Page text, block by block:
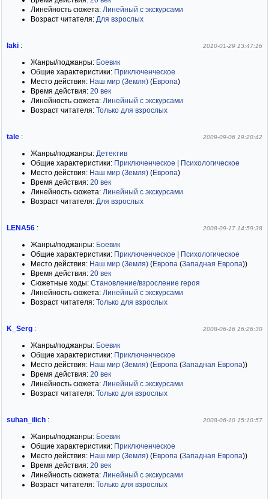
Линейность сюжета: Линейный с экскурсами
Возраст читателя: Для взрослых
laki : 2010-01-29 13:47:16
Жанры/поджанры: Боевик
Общие характеристики: Приключенческое
Место действия: Наш мир (Земля) (Европа)
Время действия: 20 век
Линейность сюжета: Линейный с экскурсами
Возраст читателя: Только для взрослых
tale : 2009-09-06 19:20:42
Жанры/поджанры: Детектив
Общие характеристики: Приключенческое
Психологическое
Место действия: Наш мир (Земля) (Европа)
Время действия: 20 век
Линейность сюжета: Линейный с экскурсами
Возраст читателя: Для взрослых
LENA56 : 2008-09-17 14:59:38
Жанры/поджанры: Боевик
Общие характеристики: Приключенческое
Психологическое
Место действия: Наш мир (Земля) (Европа (Западная Европа))
Время действия: 20 век
Сюжетные ходы: Становление/взросление героя
Линейность сюжета: Линейный с экскурсами
Возраст читателя: Только для взрослых
K_Serg : 2008-06-16 16:26:30
Жанры/поджанры: Боевик
Общие характеристики: Приключенческое
Место действия: Наш мир (Земля) (Европа (Западная Европа))
Время действия: 20 век
Линейность сюжета: Линейный с экскурсами
Возраст читателя: Только для взрослых
suhan_ilich : 2008-06-10 15:10:57
Жанры/поджанры: Боевик
Общие характеристики: Приключенческое
Место действия: Наш мир (Земля) (Европа (Западная Европа))
Время действия: 20 век
Линейность сюжета: Линейный с экскурсами
Возраст читателя: Только для взрослых